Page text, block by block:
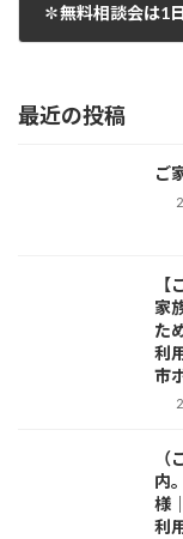
✽無料相談会は1
最近の投稿
ご
家
た
利
市
内
様
利